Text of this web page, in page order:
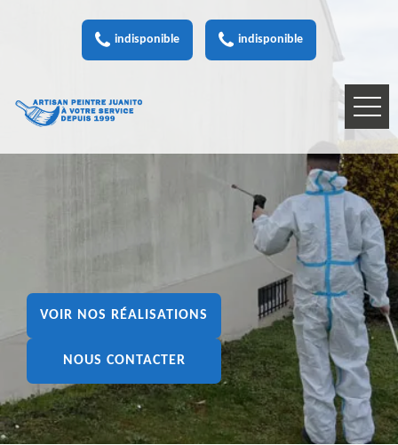
indisponible indisponible
VOIR NOS RÉALISATIONS
NOUS CONTACTER